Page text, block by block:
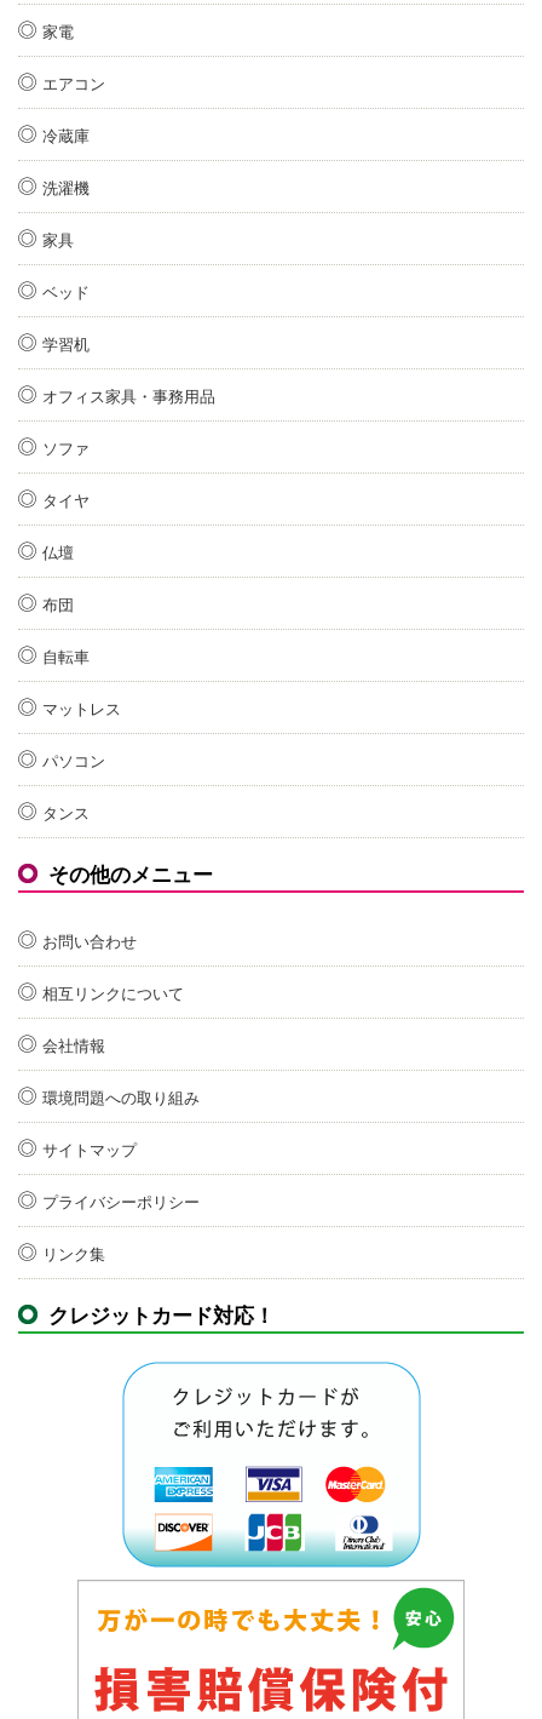
家電
エアコン
冷蔵庫
洗濯機
家具
ベッド
学習机
オフィス家具・事務用品
ソファ
タイヤ
仏壇
布団
自転車
マットレス
パソコン
タンス
その他のメニュー
お問い合わせ
相互リンクについて
会社情報
環境問題への取り組み
サイトマップ
プライバシーポリシー
リンク集
クレジットカード対応！